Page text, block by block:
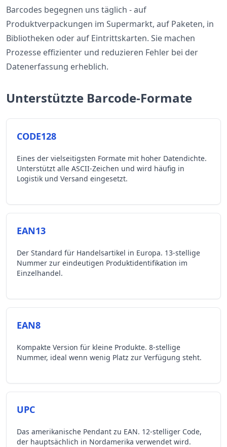
Barcodes begegnen uns täglich - auf
Produktverpackungen im Supermarkt, auf Paketen, in
Bibliotheken oder auf Eintrittskarten. Sie machen
Prozesse effizienter und reduzieren Fehler bei der
Datenerfassung erheblich.
Unterstützte Barcode-Formate
CODE128
Eines der vielseitigsten Formate mit hoher Datendichte.
Unterstützt alle ASCII-Zeichen und wird häufig in
Logistik und Versand eingesetzt.
EAN13
Der Standard für Handelsartikel in Europa. 13-stellige
Nummer zur eindeutigen Produktidentifikation im
Einzelhandel.
EAN8
Kompakte Version für kleine Produkte. 8-stellige
Nummer, ideal wenn wenig Platz zur Verfügung steht.
UPC
Das amerikanische Pendant zu EAN. 12-stelliger Code,
der hauptsächlich in Nordamerika verwendet wird.